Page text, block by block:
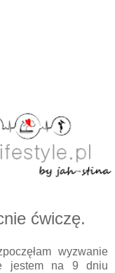
ćwiczę.
wyzwanie
jestem na 9 dniu